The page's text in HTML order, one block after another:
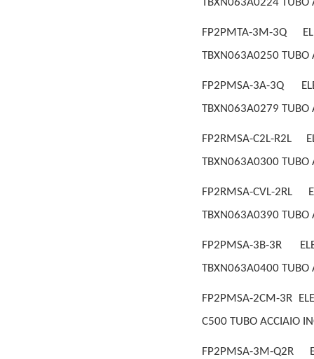
TBXN063A0224 TUBO
FP2PMTA-3M-3Q
TBXN063A0250 TUBO
FP2PMSA-3A-3Q
TBXN063A0279 TUBO
FP2RMSA-C2L-R2L
TBXN063A0300 TUBO
FP2RMSA-CVL-2RL
TBXN063A0390 TUBO
FP2PMSA-3B-3R
TBXN063A0400 TUBO
FP2PMSA-2CM-3R
C500 TUBO ACCIAIO
FP2PMSA-3M-Q2R